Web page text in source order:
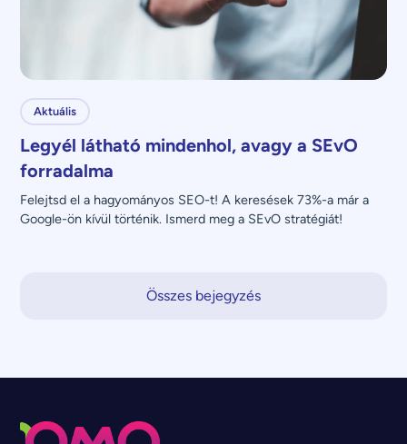
Aktuális
Legyél látható mindenhol, avagy a SEvO
forradalma
Felejtsd el a hagyományos SEO-t! A keresések 73%-a már a
Google-ön kívül történik. Ismerd meg a SEvO stratégiát!
Összes bejegyzés